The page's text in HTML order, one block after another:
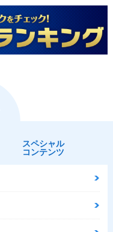
スペシャル
コンテンツ